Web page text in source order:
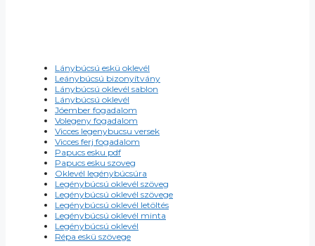
Lánybúcsú eskü oklevél
Leánybúcsú bizonyítvány
Lánybúcsú oklevél sablon
Lánybúcsú oklevél
Jóember fogadalom
Volegeny fogadalom
Vicces legenybucsu versek
Vicces ferj fogadalom
Papucs esku pdf
Papucs esku szoveg
Oklevél legénybúcsúra
Legénybúcsú oklevél szöveg
Legénybúcsú oklevél szövege
Legénybúcsú oklevél letöltés
Legénybúcsú oklevél minta
Legénybúcsú oklevél
Répa eskü szövege